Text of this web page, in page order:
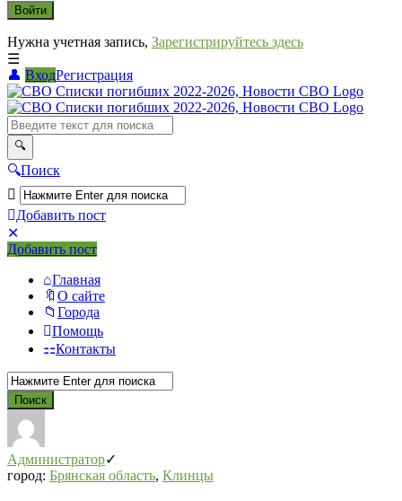
Нужна учетная запись, Зарегистрируйтесь здесь
ВходРегистрация
СВО
Списки
погибших
2022-
2026,
Новости
СВО
Поиск
Добавить пост
Мобильное
меню
Добавить пост
Главная
О сайте
Города
Помощь
Контакты
СВО
Списки
погибших
Администратор
город: Брянская область, Клинцы